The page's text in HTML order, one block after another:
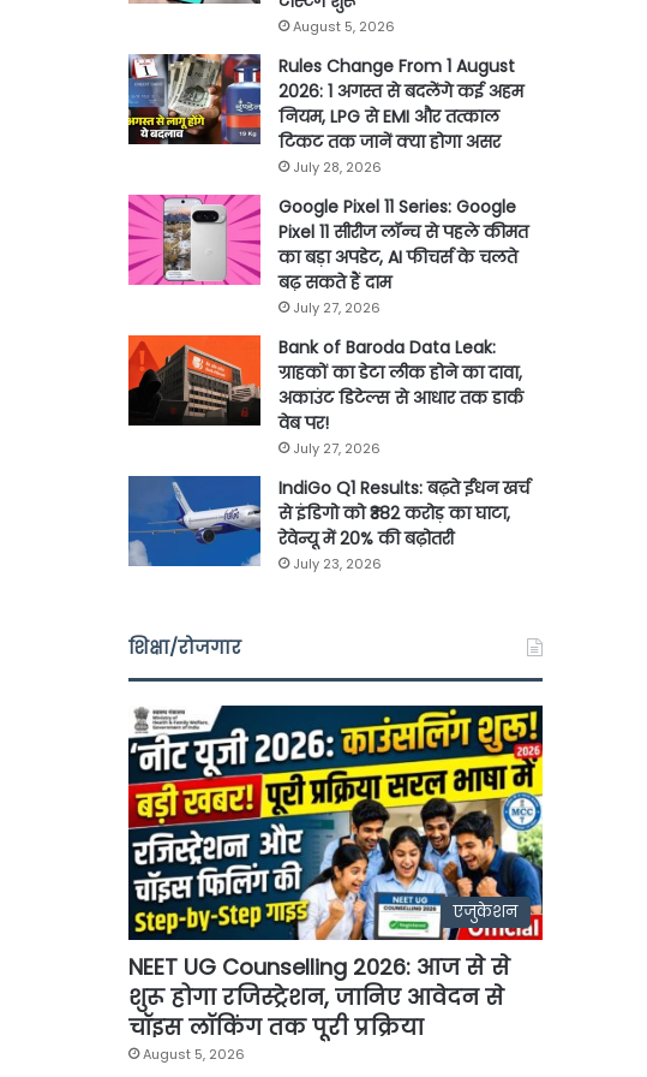
August 5, 2026
Rules Change From 1 August
2026: 1 अगस्त से बदलेंगे कई अहम
नियम, LPG से EMI और तत्काल
टिकट तक जानें क्या होगा असर
July 28, 2026
Google Pixel 11 Series: Google
Pixel 11 सीरीज लॉन्च से पहले कीमत
का बड़ा अपडेट, AI फीचर्स के चलते
बढ़ सकते हैं दाम
July 27, 2026
Bank of Baroda Data Leak:
ग्राहकों का डेटा लीक होने का दावा,
अकाउंट डिटेल्स से आधार तक डार्क
वेब पर!
July 27, 2026
IndiGo Q1 Results: बढ़ते ईंधन खर्च
से इंडिगो को ₹382 करोड़ का घाटा,
रेवेन्यू में 20% की बढ़ोतरी
July 23, 2026
शिक्षा/रोजगार
एजुकेशन
NEET UG Counselling 2026: आज से से
शुरू होगा रजिस्ट्रेशन, जानिए आवेदन से
चॉइस लॉकिंग तक पूरी प्रक्रिया
August 5, 2026